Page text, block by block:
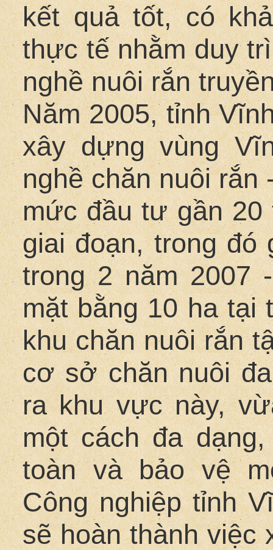
kết quả tốt, có
thực tế nhằm duy
nghề nuôi rắn
Năm 2005, tỉnh
xây dựng vùng
nghề chăn nuôi rắn
mức đầu tư gần
giai đoạn, trong
trong 2 năm 2007
mặt bằng 10 ha tại
khu chăn nuôi rắn
cơ sở chăn nuôi
ra khu vực này,
một cách đa
toàn và bảo vệ
Công nghiệp tỉnh
sẽ hoàn thành việc